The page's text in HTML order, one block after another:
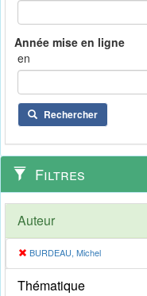
en
Rechercher
Filtres
Auteur
BURDEAU, Michel
Thématique